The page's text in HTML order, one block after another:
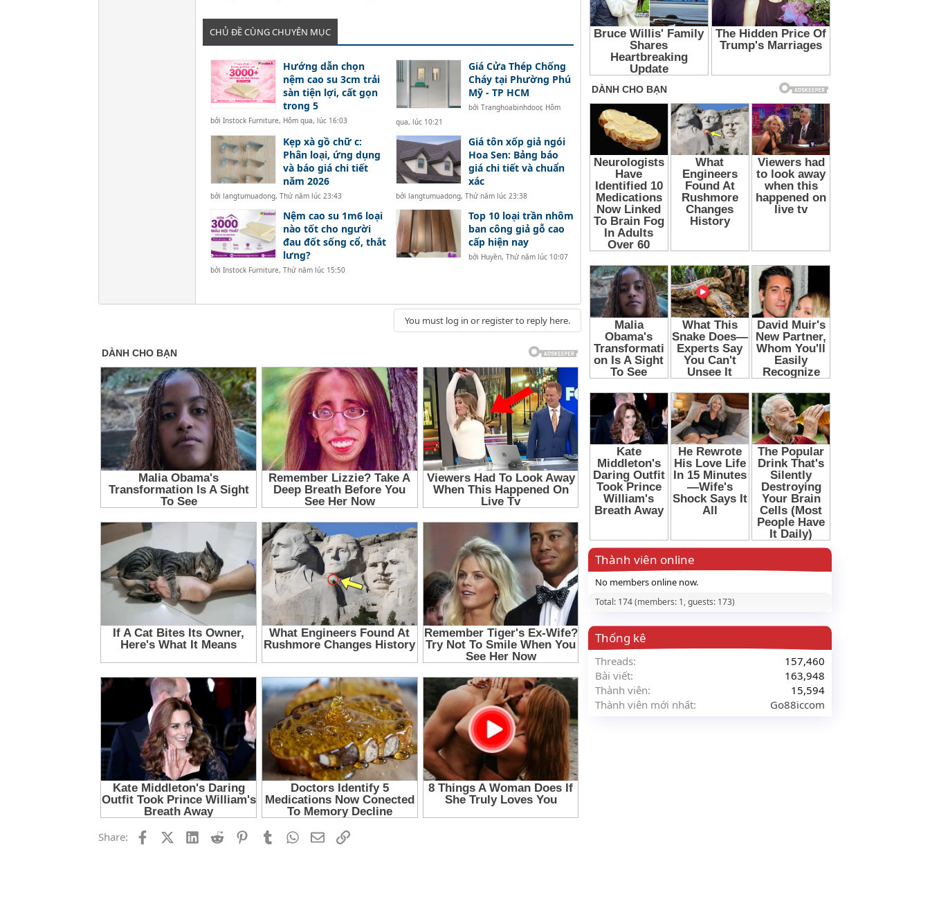
CHỦ ĐỀ CÙNG CHUYÊN MỤC
Hướng dẫn chọn
nệm cao su 3cm trải
sàn tiện lợi, cất gọn
trong 5
bởi Instock Furniture, Hôm qua, lúc 16:03
Giá Cửa Thép Chống
Cháy tại Phường Phú
Mỹ - TP HCM
bởi Tranghoabinhdoor, Hôm
qua, lúc 10:21
Kẹp xà gồ chữ c:
Phân loại, ứng dụng
và báo giá chi tiết
năm 2026
bởi langtumuadong, Thứ năm lúc 23:43
Giá tôn xốp giả ngói
Hoa Sen: Bảng báo
giá chi tiết và chuẩn
xác
bởi langtumuadong, Thứ năm lúc 23:38
Nệm cao su 1m6 loại
nào tốt cho người
đau đốt sống cổ, thắt
lưng?
bởi Instock Furniture, Thứ năm lúc 15:50
Top 10 loại trần nhôm
ban công giả gỗ cao
cấp hiện nay
bởi Huyền, Thứ năm lúc 10:07
You must log in or register to reply here.
Share: FacebookX (Twitter)
LinkedInReddit PinterestTumblrWhatsApp
EmailLink
Thành viên online
No members online now.
Total: 174 (members: 1, guests: 173)
Thống kê
Threads
157,460
Bài viết
163,948
Thành viên
15,594
Thành viên mới nhất
Go88iccom